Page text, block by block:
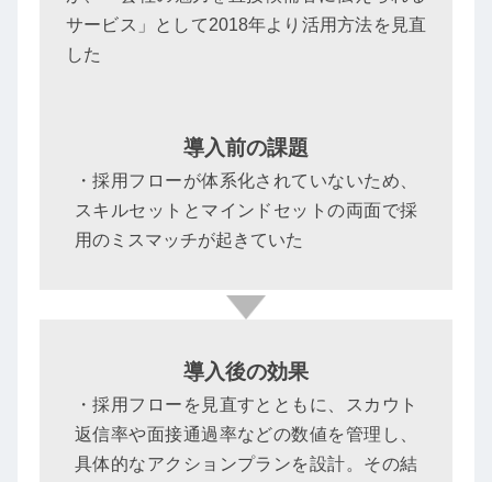
サービス」として2018年より活用方法を見直
した
導入前の課題
・採用フローが体系化されていないため、
スキルセットとマインドセットの両面で採
用のミスマッチが起きていた
導入後の効果
・採用フローを見直すとともに、スカウト
返信率や面接通過率などの数値を管理し、
具体的なアクションプランを設計。その結